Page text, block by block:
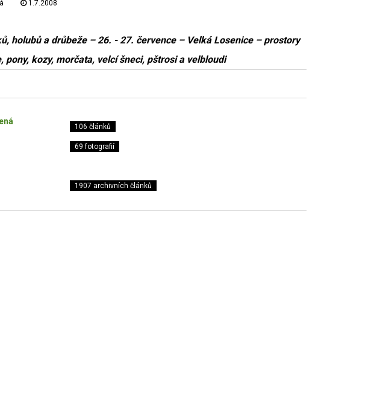
1.7.2008
holubů a drůbeže – 26. - 27. července – Velká Losenice – prostory
pony, kozy, morčata, velcí šneci, pštrosi a velbloudi
106 článků
69 fotografií
1907 archivních článků